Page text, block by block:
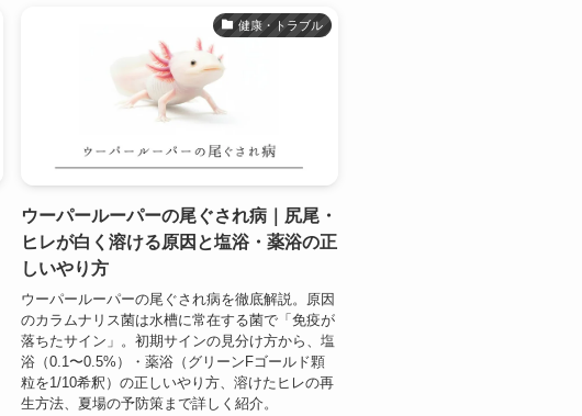
健康・トラブル
ウーパールーパーの尾ぐされ病｜尻尾・
ヒレが白く溶ける原因と塩浴・薬浴の正
しいやり方
ウーパールーパーの尾ぐされ病を徹底解説。原因
のカラムナリス菌は水槽に常在する菌で「免疫が
落ちたサイン」。初期サインの見分け方から、塩
浴（0.1〜0.5%）・薬浴（グリーンFゴールド顆
粒を1/10希釈）の正しいやり方、溶けたヒレの再
生方法、夏場の予防策まで詳しく紹介。